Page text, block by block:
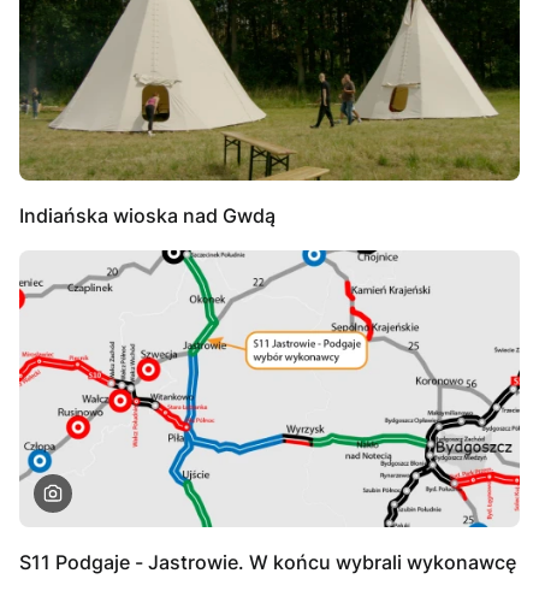
Indiańska wioska nad Gwdą
S11 Podgaje - Jastrowie. W końcu wybrali wykonawcę